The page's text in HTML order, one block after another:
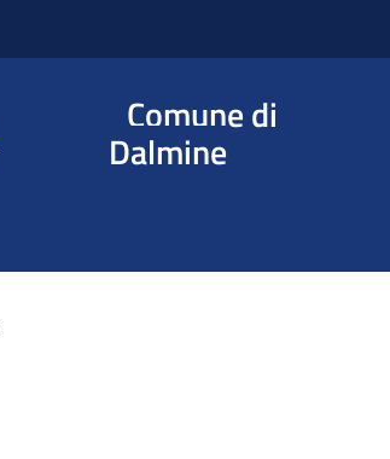
Comune di
Dalmine